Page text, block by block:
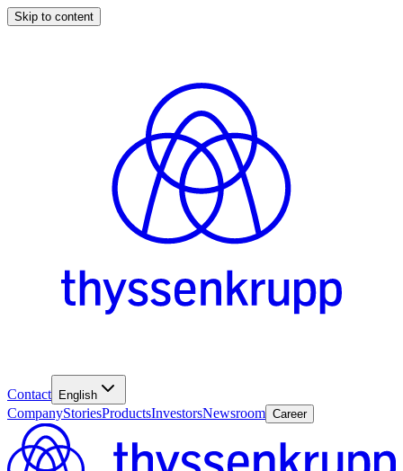
Skip to content
Contact English
CompanyStoriesProductsInvestorsNewsroom Career